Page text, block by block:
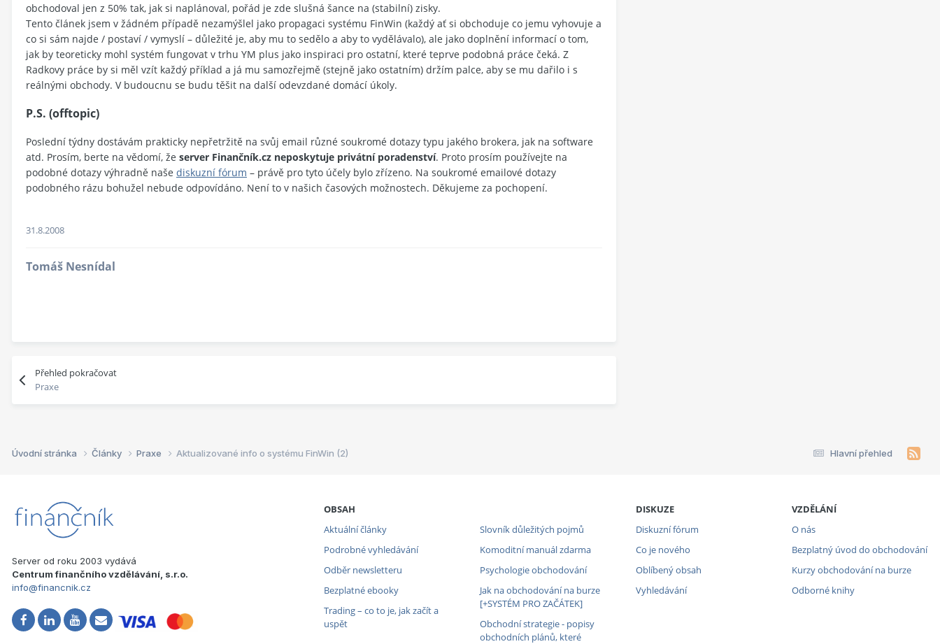
obchodoval jen z 50% tak, jak si naplánoval, pořád je zde slušná šance na (stabilní) zisky.
Tento článek jsem v žádném případě nezamýšlel jako propagaci systému FinWin (každý ať si obchoduje co jemu vyhovuje a
co si sám najde / postaví / vymyslí – důležité je, aby mu to sedělo a aby to vydělávalo), ale jako doplnění informací o tom,
jak by teoreticky mohl systém fungovat v trhu YM plus jako inspiraci pro ostatní, které teprve podobná práce čeká. Z
Radkovy práce by si měl vzít každý příklad a já mu samozřejmě (stejně jako ostatním) držím palce, aby se mu dařilo i s
reálnými obchody. V budoucnu se budu těšit na další odevzdané domácí úkoly.
P.S. (offtopic)
Poslední týdny dostávám prakticky nepřetržitě na svůj email různé soukromé dotazy typu jakého brokera, jak na software
atd. Prosím, berte na vědomí, že server Finančník.cz neposkytuje privátní poradenství. Proto prosím používejte na
podobné dotazy výhradně naše diskuzní fórum – právě pro tyto účely bylo zřízeno. Na soukromé emailové dotazy
podobného rázu bohužel nebude odpovídáno. Není to v našich časových možnostech. Děkujeme za pochopení.
31.8.2008
Tomáš Nesnídal
Přehled pokračovat
Praxe
Hlavní přehled
Úvodní stránka Články Praxe Aktualizované info o systému FinWin (2)
Server od roku 2003 vydává
Centrum finančního vzdělávání, s.r.o.
info@financnik.cz
OBSAH
Aktuální články
Podrobné vyhledávání
Odběr newsletteru
Bezplatné ebooky
Trading – co to je, jak začít a
uspět
Slovník důležitých pojmů
Komoditní manuál zdarma
Psychologie obchodování
Jak na obchodování na burze
[+SYSTÉM PRO ZAČÁTEK]
Obchodní strategie - popisy
obchodních plánů, které
DISKUZE
Diskuzní fórum
Co je nového
Oblíbený obsah
Vyhledávání
VZDĚLÁNÍ
O nás
Bezplatný úvod do obchodování
Kurzy obchodování na burze
Odborné knihy